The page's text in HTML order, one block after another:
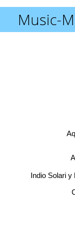
Music-
Indio Solari y